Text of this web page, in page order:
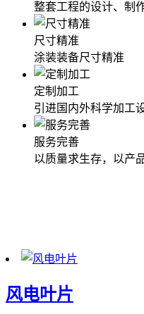
整套工程的设计、制
尺寸精准
涂装装备尺寸精准
定制加工
引进国内外科学加工
服务完善
以质量求生存，以产
风电叶片